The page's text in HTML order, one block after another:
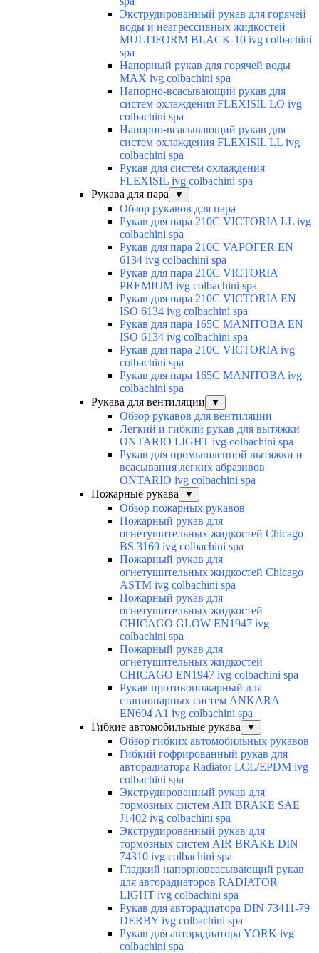
Экструдированный рукав для горячей
воды и неагрессивных жидкостей
MULTIFORM BLACK-10 ivg colbachini
spa
Напорный рукав для горячей воды
MAX ivg colbachini spa
Напорно-всасывающий рукав для
систем охлаждения FLEXISIL LO ivg
colbachini spa
Напорно-всасывающий рукав для
систем охлаждения FLEXISIL LL ivg
colbachini spa
Рукав для систем охлаждения
FLEXISIL ivg colbachini spa
Рукава для пара
▼
Обзор рукавов для пара
Рукав для пара 210C VICTORIA LL ivg
colbachini spa
Рукав для пара 210C VAPOFER EN
6134 ivg colbachini spa
Рукав для пара 210C VICTORIA
PREMIUM ivg colbachini spa
Рукав для пара 210C VICTORIA EN
ISO 6134 ivg colbachini spa
Рукав для пара 165C MANITOBA EN
ISO 6134 ivg colbachini spa
Рукав для пара 210C VICTORIA ivg
colbachini spa
Рукав для пара 165C MANITOBA ivg
colbachini spa
Рукава для вентиляции
▼
Обзор рукавов для вентиляции
Легкий и гибкий рукав для вытяжки
ONTARIO LIGHT ivg colbachini spa
Рукав для промышленной вытяжки и
всасывания легких абразивов
ONTARIO ivg colbachini spa
Пожарные рукава
▼
Обзор пожарных рукавов
Пожарный рукав для
огнетушительных жидкостей Chicago
BS 3169 ivg colbachini spa
Пожарный рукав для
огнетушительных жидкостей Chicago
ASTM ivg colbachini spa
Пожарный рукав для
огнетушительных жидкостей
CHICAGO GLOW EN1947 ivg
colbachini spa
Пожарный рукав для
огнетушительных жидкостей
CHICAGO EN1947 ivg colbachini spa
Рукав противопожарный для
стационарных систем ANKARA
EN694 A1 ivg colbachini spa
Гибкие автомобильные рукава
▼
Обзор гибких автомобильных рукавов
Гибкий гофрированный рукав для
авторадиатора Radiator LCL/EPDM ivg
colbachini spa
Экструдированный рукав для
тормозных систем AIR BRAKE SAE
J1402 ivg colbachini spa
Экструдированный рукав для
тормозных систем AIR BRAKE DIN
74310 ivg colbachini spa
Гладкий напорновсасывающий рукав
для авторадиаторов RADIATOR
LIGHT ivg colbachini spa
Рукав для авторадиатора DIN 73411-79
DERBY ivg colbachini spa
Рукав для авторадиатора YORK ivg
colbachini spa